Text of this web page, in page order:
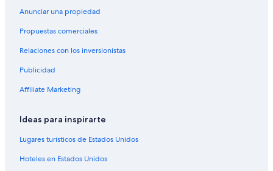
Hoteles con casino en Hanói
Hoteles baratos en Hanói
Hoteles boutique en Hanói
Anunciar una propiedad
Propuestas comerciales
Relaciones con los inversionistas
Publicidad
Affiliate Marketing
Ideas para inspirarte
Lugares turísticos de Estados Unidos
Hoteles en Estados Unidos